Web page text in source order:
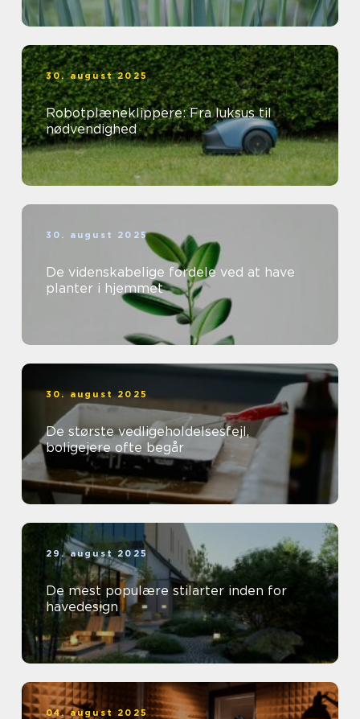
30. august 2025
Robotplæneklippere: Fra luksus til
nødvendighed
30. august 2025
De videnskabelige fordele ved at have
planter i hjemmet
30. august 2025
De største vedligeholdelsesfejl,
boligejere ofte begår
29. august 2025
De mest populære stilarter inden for
havedesign
04. august 2025